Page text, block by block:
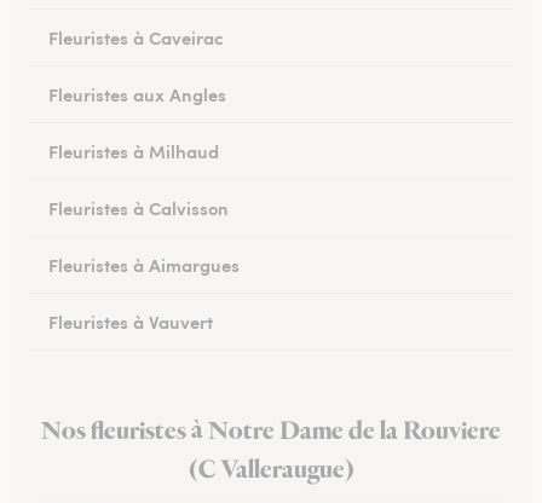
Fleuristes à Caveirac
Fleuristes aux Angles
Fleuristes à Milhaud
Fleuristes à Calvisson
Fleuristes à Aimargues
Fleuristes à Vauvert
Fleuristes à Salindres
Nos fleuristes à Notre Dame de la Rouviere
(C Valleraugue)